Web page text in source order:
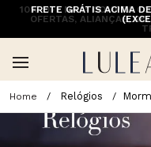
10% OFF NA 1ª COMPRA
OFERTAS, ALIANÇAS,
FRETE GRÁTIS ACIMA
Relógios